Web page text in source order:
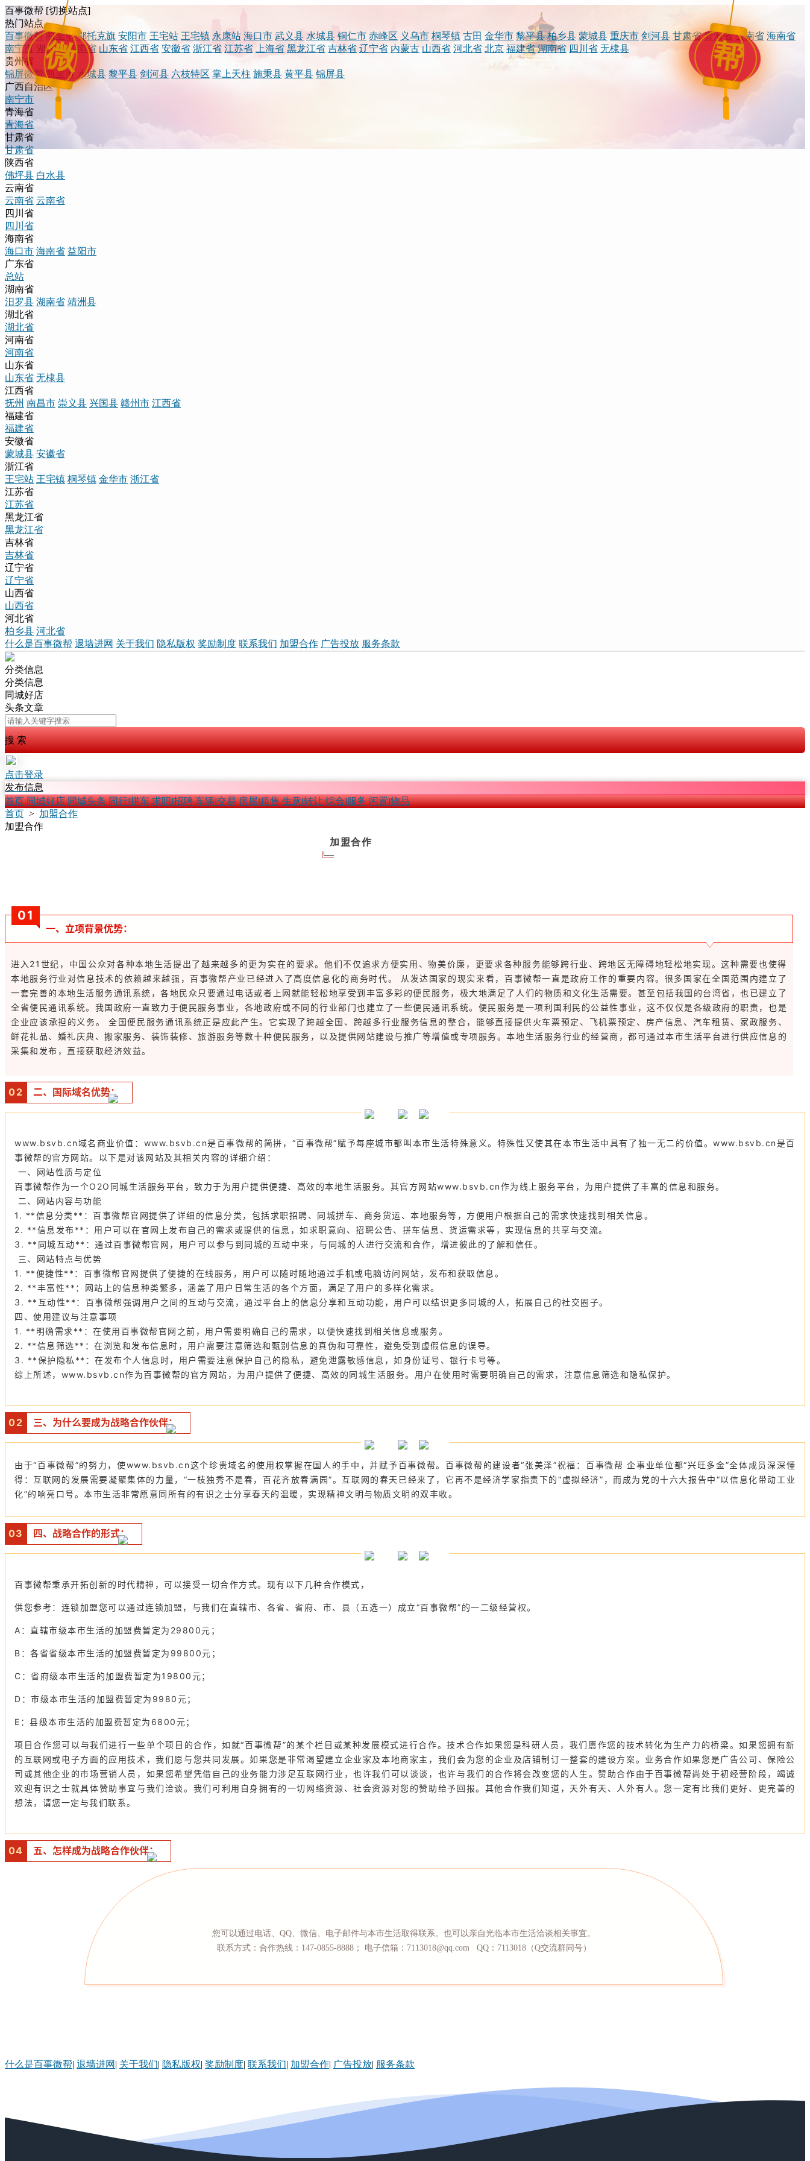
百事微帮 [切换站点]
热门站点
百事微帮 凯里市 鄂托克旗 安阳市 王宅站 王宅镇 永康站 海口市 武义县 水城县 铜仁市 赤峰区 义乌市 桐琴镇 古田 金华市 黎平县 柏乡县 蒙城县 重庆市 剑河县 甘肃省 青海省 云南省 海南省
南宁市 湖北省 河南省 山东省 江西省 安徽省 浙江省 江苏省 上海省 黑龙江省 吉林省 辽宁省 内蒙古 山西省 河北省 北京 福建省 湖南省 四川省 无棣县
贵州省
锦屏微帮 凯里市 水城县 黎平县 剑河县 六枝特区 掌上天柱 施秉县 黄平县 锦屏县
广西自治区
南宁市
青海省
青海省
甘肃省
甘肃省
陕西省
佛坪县 白水县
云南省
云南省 云南省
四川省
四川省
海南省
海口市 海南省 益阳市
广东省
总站
湖南省
汨罗县 湖南省 靖洲县
湖北省
湖北省
河南省
河南省
山东省
山东省 无棣县
江西省
抚州 南昌市 崇义县 兴国县 赣州市 江西省
福建省
福建省
安徽省
蒙城县 安徽省
浙江省
王宅站 王宅镇 桐琴镇 金华市 浙江省
江苏省
江苏省
黑龙江省
黑龙江省
吉林省
吉林省
辽宁省
辽宁省
山西省
山西省
河北省
柏乡县 河北省
什么是百事微帮 退墙进网 关于我们 隐私版权 奖励制度 联系我们 加盟合作 广告投放 服务条款
分类信息
分类信息
同城好店
头条文章
搜 索
点击登录
发布信息
首页 同城好店 同城头条 同行l拼车 求职l招聘 车辆l交易 房屋l租售 生意l转让 综合l服务 闲置l物品
首页 > 加盟合作
加盟合作
加盟合作
01
一、立项背景优势：
进入21世纪，中国公众对各种本地生活提出了越来越多的更为实在的要求。他们不仅追求方便实用、物美价廉，更要求各种服务能够跨行业、跨地区无障碍地轻松地实现。这种需要也使得
本地服务行业对信息技术的依赖越来越强，百事微帮产业已经进入了高度信息化的商务时代。 从发达国家的现实来看，百事微帮一直是政府工作的重要内容。很多国家在全国范围内建立了
一套完善的本地生活服务通讯系统，各地民众只要通过电话或者上网就能轻松地享受到丰富多彩的便民服务，极大地满足了人们的物质和文化生活需要。甚至包括我国的台湾省，也已建立了
全省便民通讯系统。我国政府一直致力于便民服务事业，各地政府或不同的行业部门也建立了一些便民通讯系统。便民服务是一项利国利民的公益性事业，这不仅仅是各级政府的职责，也是
企业应该承担的义务。 全国便民服务通讯系统正是应此产生。它实现了跨越全国、跨越多行业服务信息的整合，能够直接提供火车票预定、飞机票预定、房产信息、汽车租赁、家政服务、
鲜花礼品、婚礼庆典、搬家服务、装饰装修、旅游服务等数十种便民服务，以及提供网站建设与推广等增值或专项服务。本地生活服务行业的经营商，都可通过本市生活平台进行供应信息的
采集和发布，直接获取经济效益。
02 二、国际域名优势：
www.bsvb.cn域名商业价值：www.bsvb.cn是百事微帮的简拼，“百事微帮”赋予每座城市都叫本市生活特殊意义。特殊性又使其在本市生活中具有了独一无二的价值。www.bsvb.cn是百
事微帮的官方网站。以下是对该网站及其相关内容的详细介绍：
一、网站性质与定位
百事微帮作为一个O2O同城生活服务平台，致力于为用户提供便捷、高效的本地生活服务。其官方网站www.bsvb.cn作为线上服务平台，为用户提供了丰富的信息和服务。
二、网站内容与功能
1. **信息分类**：百事微帮官网提供了详细的信息分类，包括求职招聘、同城拼车、商务货运、本地服务等，方便用户根据自己的需求快速找到相关信息。
2. **信息发布**：用户可以在官网上发布自己的需求或提供的信息，如求职意向、招聘公告、拼车信息、货运需求等，实现信息的共享与交流。
3. **同城互动**：通过百事微帮官网，用户可以参与到同城的互动中来，与同城的人进行交流和合作，增进彼此的了解和信任。
三、网站特点与优势
1. **便捷性**：百事微帮官网提供了便捷的在线服务，用户可以随时随地通过手机或电脑访问网站，发布和获取信息。
2. **丰富性**：网站上的信息种类繁多，涵盖了用户日常生活的各个方面，满足了用户的多样化需求。
3. **互动性**：百事微帮强调用户之间的互动与交流，通过平台上的信息分享和互动功能，用户可以结识更多同城的人，拓展自己的社交圈子。
四、使用建议与注意事项
1. **明确需求**：在使用百事微帮官网之前，用户需要明确自己的需求，以便快速找到相关信息或服务。
2. **信息筛选**：在浏览和发布信息时，用户需要注意筛选和甄别信息的真伪和可靠性，避免受到虚假信息的误导。
3. **保护隐私**：在发布个人信息时，用户需要注意保护自己的隐私，避免泄露敏感信息，如身份证号、银行卡号等。
综上所述，www.bsvb.cn作为百事微帮的官方网站，为用户提供了便捷、高效的同城生活服务。用户在使用时需要明确自己的需求，注意信息筛选和隐私保护。
02 三、为什么要成为战略合作伙伴：
由于“百事微帮”的努力，使www.bsvb.cn这个珍贵域名的使用权掌握在国人的手中，并赋予百事微帮。百事微帮的建设者“张美泽”祝福：百事微帮 企事业单位都“兴旺多金”全体成员深深懂
得：互联网的发展需要凝聚集体的力量，“一枝独秀不是春，百花齐放春满园”。互联网的春天已经来了，它再不是经济学家指责下的“虚拟经济”，而成为党的十六大报告中“以信息化带动工业
化”的响亮口号。本市生活非常愿意同所有的有识之士分享春天的温暖，实现精神文明与物质文明的双丰收。
03 四、战略合作的形式：
百事微帮秉承开拓创新的时代精神，可以接受一切合作方式。现有以下几种合作模式，
供您参考：连锁加盟您可以通过连锁加盟，与我们在直辖市、各省、省府、市、县（五选一）成立“百事微帮”的一二级经营权。
A：直辖市级本市生活的加盟费暂定为29800元；
B：各省省级本市生活的加盟费暂定为99800元；
C：省府级本市生活的加盟费暂定为19800元；
D：市级本市生活的加盟费暂定为9980元；
E：县级本市生活的加盟费暂定为6800元；
项目合作您可以与我们进行一些单个项目的合作，如就“百事微帮”的某个栏目或某种发展模式进行合作。技术合作如果您是科研人员，我们愿作您的技术转化为生产力的桥梁。如果您拥有新
的互联网或电子方面的应用技术，我们愿与您共同发展。如果您是非常渴望建立企业家及本地商家主，我们会为您的企业及店铺制订一整套的建设方案。业务合作如果您是广告公司、保险公
司或其他企业的市场营销人员，如果您希望凭借自己的业务能力涉足互联网行业，也许我们可以谈谈，也许与我们的合作将会改变您的人生。赞助合作由于百事微帮尚处于初经营阶段，竭诚
欢迎有识之士就具体赞助事宜与我们洽谈。我们可利用自身拥有的一切网络资源、社会资源对您的赞助给予回报。其他合作我们知道，天外有天、人外有人。您一定有比我们更好、更完善的
想法，请您一定与我们联系。
04 五、怎样成为战略合作伙伴：
您可以通过电话、QQ、微信、电子邮件与本市生活取得联系。也可以亲自光临本市生活洽谈相关事宜。
联系方式：合作热线：147-0855-8888； 电子信箱：7113018@qq.com QQ：7113018（Q交流群同号）
什么是百事微帮| 退墙进网 | 关于我们| 隐私版权| 奖励制度| 联系我们| 加盟合作| 广告投放| 服务条款
帮
微